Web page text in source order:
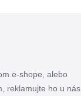
e-shope, alebo
reklamujte ho u nás.